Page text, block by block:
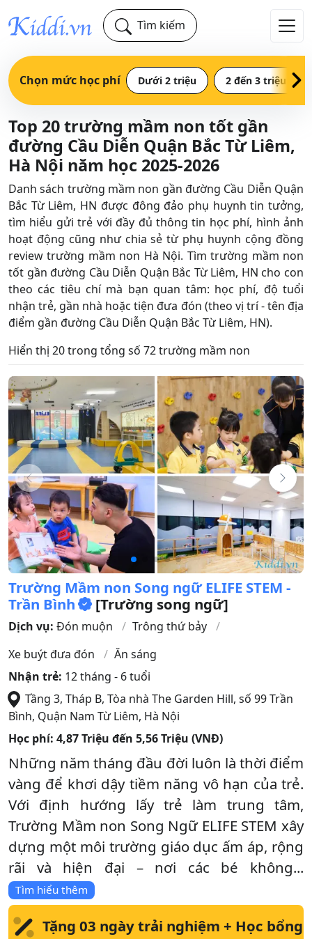
Tìm kiếm
Chọn mức học phí Dưới 2 triệu 2 đến 3 triệu
Top 20 trường mầm non tốt gần
đường Cầu Diễn Quận Bắc Từ Liêm,
Hà Nội năm học 2025-2026
Danh sách trường mầm non gần đường Cầu Diễn Quận
Bắc Từ Liêm, HN được đông đảo phụ huynh tin tưởng,
tìm hiểu gửi trẻ với đầy đủ thông tin học phí, hình ảnh
hoạt động cũng như chia sẻ từ phụ huynh cộng đồng
review trường mầm non Hà Nội. Tìm trường mầm non
tốt gần đường Cầu Diễn Quận Bắc Từ Liêm, HN cho con
theo các tiêu chí mà bạn quan tâm: học phí, độ tuổi
nhận trẻ, gần nhà hoặc tiện đưa đón (theo vị trí - tên địa
điểm gần đường Cầu Diễn Quận Bắc Từ Liêm, HN).
Hiển thị 20 trong tổng số 72 trường mầm non
Trường Mầm non Song ngữ ELIFE STEM -
Trần Bình
[Trường song ngữ]
Dịch vụ: Đón muộn
Trông thứ bảy
Xe buýt đưa đón
Ăn sáng
Nhận trẻ: 12 tháng - 6 tuổi
Tầng 3, Tháp B, Tòa nhà The Garden Hill, số 99 Trần
Bình, Quận Nam Từ Liêm, Hà Nội
Học phí: 4,87 Triệu đến 5,56 Triệu (VNĐ)
Những năm tháng đầu đời luôn là thời điểm
vàng để khơi dậy tiềm năng vô hạn của trẻ.
Với định hướng lấy trẻ làm trung tâm,
Trường Mầm non Song Ngữ ELIFE STEM xây
dựng một môi trường giáo dục ấm áp, rộng
rãi và hiện đại – nơi các bé không...
Tìm hiểu thêm
Tặng 03 ngày trải nghiệm + Học bổng